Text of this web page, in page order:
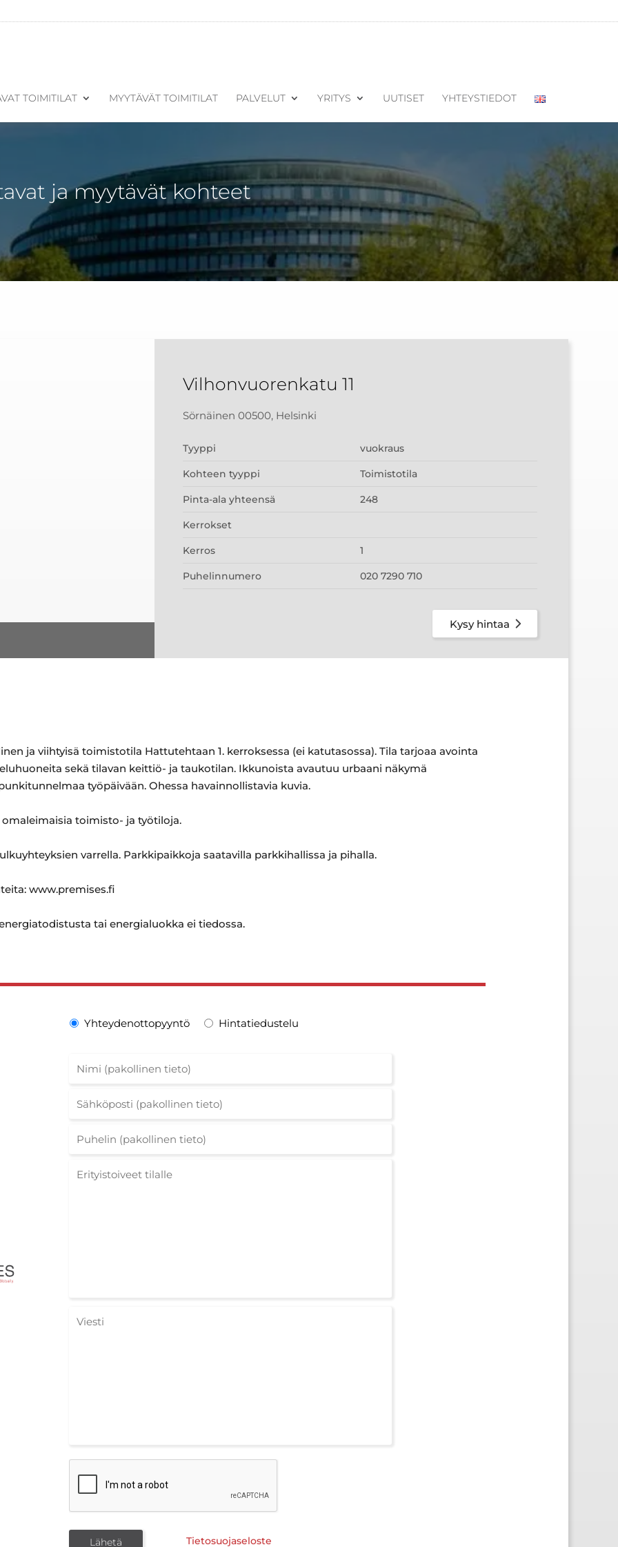
TOIMITILAT MYYTÄVÄT TOIMITILAT PALVELUT YRITYS UUTISET YHTEYSTIEDOT
ja myytävät kohteet
Vilhonvuorenkatu 11
Sörnäinen 00500, Helsinki
Tyyppi vuokraus
Kohteen tyyppi Toimistotila
Pinta-ala yhteensä 248
Kerrokset
Kerros 1
Puhelinnumero 020 7290 710
Kysy hintaa
ja viihtyisä toimistotila Hattutehtaan 1. kerroksessa (ei katutasossa). Tila tarjoaa avointa
sekä tilavan keittiö- ja taukotilan. Ikkunoista avautuu urbaani näkymä
työpäivään. Ohessa havainnollistavia kuvia.
toimisto- ja työtiloja.
varrella. Parkkipaikkoja saatavilla parkkihallissa ja pihalla.
www.premises.fi
tai energialuokka ei tiedossa.
Yhteydenottopyyntö Hintatiedustelu
Tietosuojaseloste